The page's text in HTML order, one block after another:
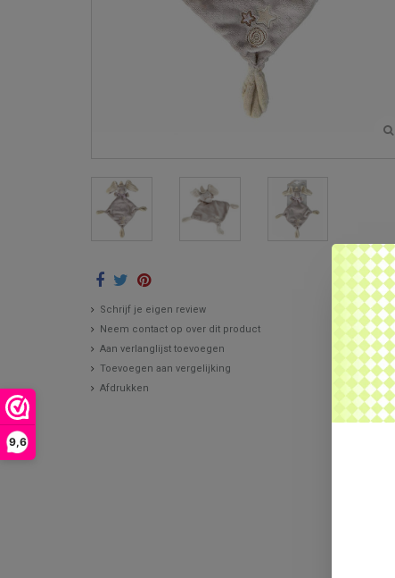
9,6
Schrijf je eigen review
Neem contact op over dit product
Aan verlanglijst toevoegen
Toevoegen aan vergelijking
Afdrukken